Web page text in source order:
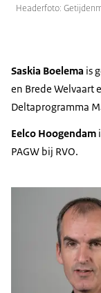
Headerfoto:
Saskia Boelema is
en Brede Welvaart
Deltaprogramma
Eelco Hoogendam
PAGW bij RVO.